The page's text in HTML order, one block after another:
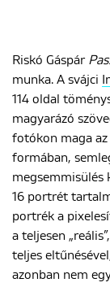
Riskó Gáspár
munka. A svájci
114 oldal
magyarázó
fotókon maga
formában,
megsemmisülés
16 portrét
portrék a
a teljesen
teljes
azonban nem